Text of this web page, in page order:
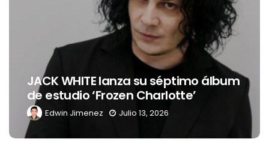
álbum
Levi’s® presenta a Belinda
nueva embajadora para
Latinoamérica
Edwin Jimenez